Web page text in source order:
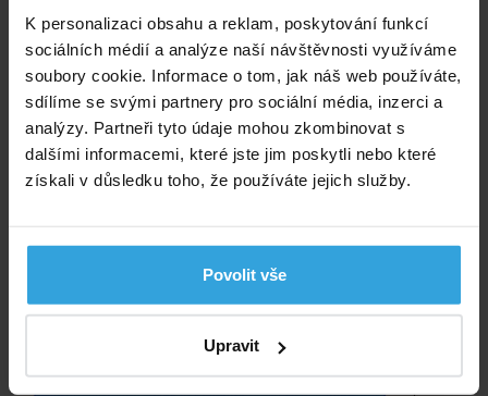
K personalizaci obsahu a reklam, poskytování funkcí
sociálních médií a analýze naší návštěvnosti využíváme
soubory cookie. Informace o tom, jak náš web používáte,
sdílíme se svými partnery pro sociální média, inzerci a
analýzy. Partneři tyto údaje mohou zkombinovat s
dalšími informacemi, které jste jim poskytli nebo které
získali v důsledku toho, že používáte jejich služby.
Povolit vše
Upravit
Zazimování
Na zimu je nutné plachtu opláchnout čistou vodou pro
odstranění všech nečistot a zbytků chlorové vody,
nechte plachtu vyschnout. Nepoužívejte tlakovou
vodu, mohlo by dojít k poškození. Poté plachtu
umístěte na nemrznoucím místě.
Rozměrová odchylka ±5%